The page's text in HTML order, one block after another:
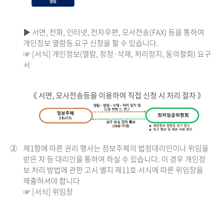
▶ 서면, 전화, 인터넷, 전자우편, 모사전송(FAX) 등을 통하여
개인정보 열람등 요구 신청을 할 수 있습니다.
☞ [서식] 개인정보(열람, 정정·삭제, 처리정지, 동의철회) 요구
서
《 서면, 모사전송등을 이용하여 직접 신청 시 처리 절차 》
② 제1항에 따른 권리 행사는 정보주체의 법정대리인이나 위임을
받은 자 등 대리인을 통하여 하실 수 있습니다. 이 경우 개인정
보 처리 방법에 관한 고시 별지 제11호 서식에 따른 위임장을
제출하셔야 합니다
☞ [서식] 위임장